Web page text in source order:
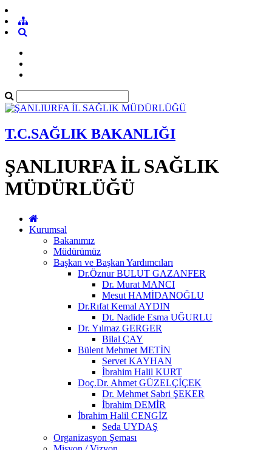
T.C.SAĞLIK BAKANLIĞI
ŞANLIURFA İL SAĞLIK
MÜDÜRLÜĞÜ
Kurumsal
Bakanımız
Müdürümüz
Başkan ve Başkan Yardımcıları
Dr.Öznur BULUT GAZANFER
Dr. Murat MANCI
Mesut HAMİDANOĞLU
Dr.Rıfat Kemal AYDIN
Dt. Nadide Esma UĞURLU
Dr. Yılmaz GERGER
Bilal ÇAY
Bülent Mehmet METİN
Servet KAYHAN
İbrahim Halil KURT
Doç.Dr. Ahmet GÜZELÇİÇEK
Dr. Mehmet Sabri ŞEKER
İbrahim DEMİR
İbrahim Halil CENGİZ
Seda UYDAŞ
Organizasyon Şeması